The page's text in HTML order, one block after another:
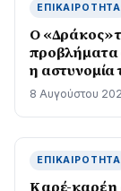
ΕΠΙΚΑΙΡΌΤΗΤΑ
Ο «Δράκος»
προβλήματα
η αστυνομία
ελεύθερο
8 Αυγούστου
ΕΠΙΚΑΙΡΌΤΗΤΑ
Καρέ-καρέ η